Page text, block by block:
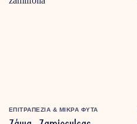
ΕΠΙΤΡΑΠΕΖΙΑ & MΙΚΡΑ ΦΥΤΑ